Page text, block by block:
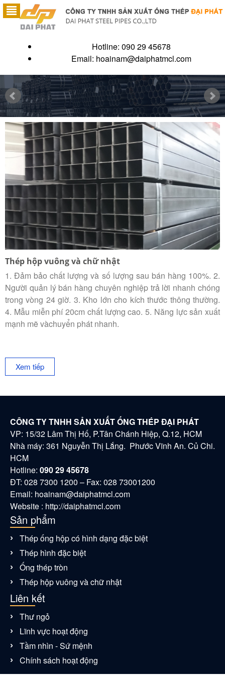
Hotline: 090 29 45678
Email: hoainam@daiphatmcl.com
Thép hộp vuông và chữ nhật
1. Đảm bảo chất lượng và số lượng sau bán hàng 100%. 2.
Người quản lý bán hàng chuyên nghiệp trả lời nhanh chóng
trong vòng 24 giờ. 3. Kho lớn cho kích thước thông thường.
4. Mẫu miễn phí 20cm chất lượng cao. 5. Năng lực sản xuất
mạnh mẽ vàchuyển phát nhanh.
Xem tiếp
CÔNG TY TNHH SẢN XUẤT ỐNG THÉP ĐẠI PHÁT
VP: 15/32 Lâm Thị Hố, P.Tân Chánh Hiệp, Q.12, HCM
Nhà máy: 361 Nguyễn Thị Lắng. Phước Vĩnh An. Củ Chi.
HCM
Hotline: 090 29 45678
ĐT: 028 7300 1200 – Fax: 028 73001200
Email: hoainam@daiphatmcl.com
Website : http://daiphatmcl.com
Sản phẩm
Thép ống hộp có hình dạng đặc biệt
Thép hình đặc biệt
Ống thép tròn
Thép hộp vuông và chữ nhật
Liên kết
Thư ngỏ
Lĩnh vực hoạt động
Tầm nhìn - Sứ mệnh
Chính sách hoạt động